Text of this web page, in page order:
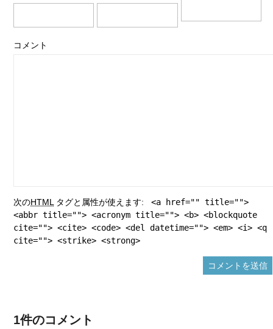
コメント
次のHTML タグと属性が使えます:
<a href="" title="">
<abbr title=""> <acronym title=""> <b> <blockquote
cite=""> <cite> <code> <del datetime=""> <em> <i> <q
cite=""> <strike> <strong>
1件のコメント